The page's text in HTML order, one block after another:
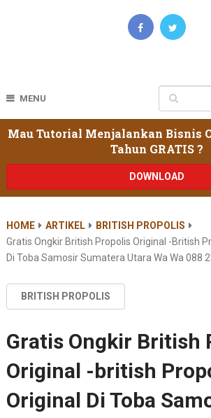
MENU
Mau Tutorial Menjalankan Bisnis
Tahun GRATIS ?
DOWNLOAD
HOME ARTIKEL
BRITISH PROPOLIS
Gratis Ongkir British Propolis Original -british
Di Toba Samosir Sumatera Utara Wa Wa 088
BRITISH PROPOLIS
Gratis Ongkir British
Original -british
Original Di Toba